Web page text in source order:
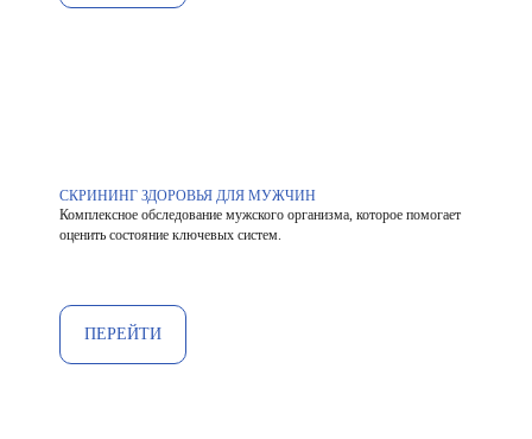
СКРИНИНГ ЗДОРОВЬЯ ДЛЯ МУЖЧИН
Комплексное обследование мужского организма, которое помогает
оценить состояние ключевых систем.
ПЕРЕЙТИ